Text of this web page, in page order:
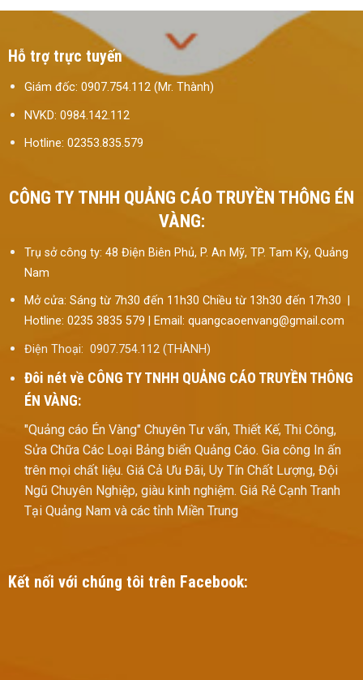
Hỗ trợ trực tuyến
Giám đốc: 0907.754.112 (Mr. Thành)
NVKD: 0984.142.112
Hotline: 02353.835.579
CÔNG TY TNHH QUẢNG CÁO TRUYỀN THÔNG ÉN
VÀNG:
Trụ sở công ty: 48 Điện Biên Phủ, P. An Mỹ, TP. Tam Kỳ, Quảng
Nam
Mở cửa: Sáng từ 7h30 đến 11h30 Chiều từ 13h30 đến 17h30 |
Hotline: 0235 3835 579 | Email: quangcaoenvang@gmail.com
Điện Thoại: 0907.754.112 (THÀNH)
Đôi nét về CÔNG TY TNHH QUẢNG CÁO TRUYỀN THÔNG
ÉN VÀNG:
"Quảng cáo Én Vàng" Chuyên Tư vấn, Thiết Kế, Thi Công,
Sửa Chữa Các Loại Bảng biển Quảng Cáo. Gia công In ấn
trên mọi chất liệu. Giá Cả Ưu Đãi, Uy Tín Chất Lượng, Đội
Ngũ Chuyên Nghiệp, giàu kinh nghiệm. Giá Rẻ Cạnh Tranh
Tại Quảng Nam và các tỉnh Miền Trung
Kết nối với chúng tôi trên Facebook: